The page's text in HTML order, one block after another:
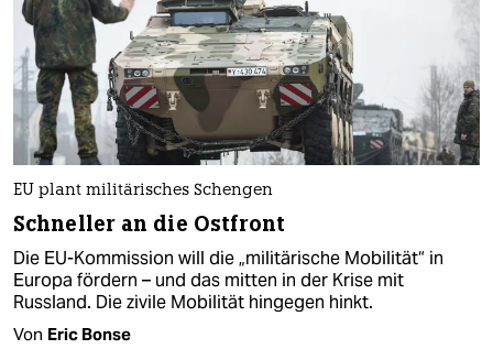
EU plant militärisches Schengen
Schneller an die Ostfront
Die EU-Kommission will die „militärische Mobilität“ in
Europa fördern – und das mitten in der Krise mit
Russland. Die zivile Mobilität hingegen hinkt.
Von Eric Bonse